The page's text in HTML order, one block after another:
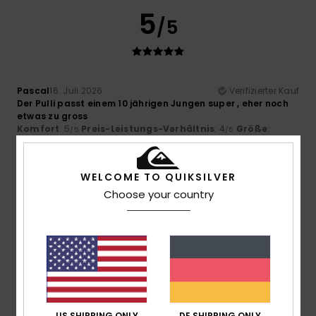
5/5
Pascal16. Juli 2026
Verifizierter Kauf
Der Pulli passt einem 10 jährigen Jungen super , eher noch
etwas zu gross
Komfort: 5/5 Preis-Leistungs-Verhältnis: 4/5 Größe:
Perfekte GrößeMaterial: 5/5 Farbe: 5/5
Ich empfehle dieses Produkt
5/5
Nicolas16. Juli 2026
Dieses Sweatshirt ist sehr schön und steht meinem Sohn
hervorragend.
WELCOME TO QUIKSILVER
Choose your country